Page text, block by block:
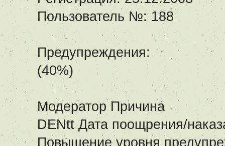
Пользователь №: 188
Предупреждения:
(40%)
Модератор Причина
DENtt Дата поощрения/
Повышение уровня